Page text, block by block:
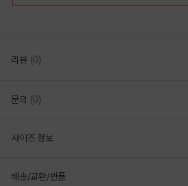
리뷰 (0)
문의 (0)
사이즈 정보
배송/교환/반품